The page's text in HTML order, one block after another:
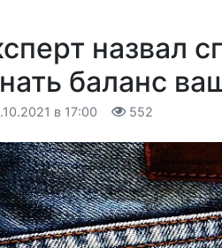
назвал
баланс
в 17:00 552